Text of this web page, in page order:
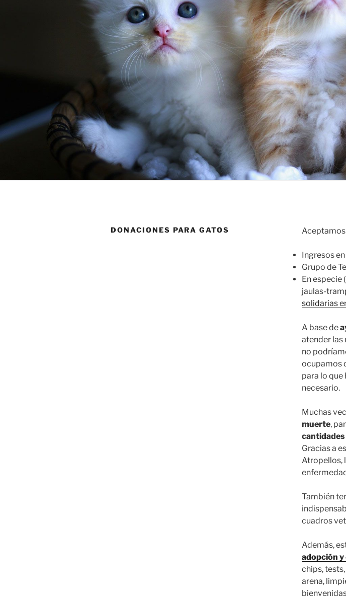
DONACIONES PARA GATOS
Ingresos
Grupo de
En especie
jaulas-
solidarias
A base de
atender las
no
ocupamos
para lo que
necesario.
Muchas
muerte,
Gracias a
Atropellos,
También
cuadros
Además,
adopción y
chips,
arena,